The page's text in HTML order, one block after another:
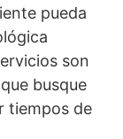
pueda
son
busque
tiempos de